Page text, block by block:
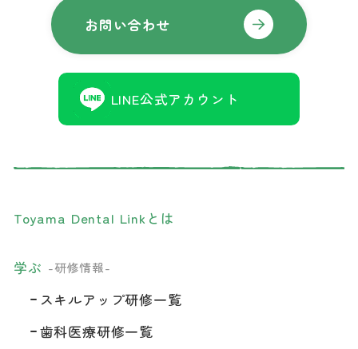
お問い合わせ
LINE公式アカウント
Toyama Dental Linkとは
学ぶ -研修情報-
スキルアップ研修一覧
歯科医療研修一覧